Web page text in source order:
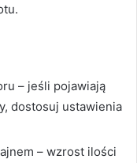
– jeśli pojawiają
dostosuj ustawienia
– wzrost ilości